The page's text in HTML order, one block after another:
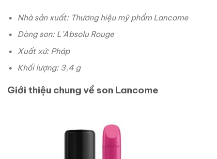
Nhà sản xuất: Thương hiệu mỹ phẩm Lancome
Dòng son: L’Absolu Rouge
Xuất xứ: Pháp
Khối lượng: 3,4 g
Giới thiệu chung về son Lancome